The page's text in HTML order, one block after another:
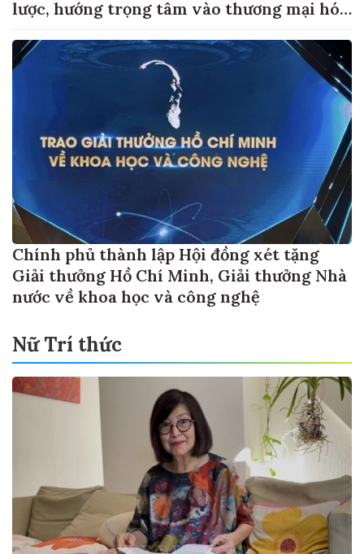
lược, hướng trọng tâm vào thương mại hóa
Chính phủ thành lập Hội đồng xét tặng
Giải thưởng Hồ Chí Minh, Giải thưởng Nhà
nước về khoa học và công nghệ
Nữ Trí thức